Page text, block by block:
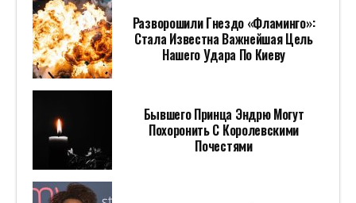
Разворошили Гнездо «Фламинго»:
Стала Известна Важнейшая Цель
Нашего Удара По Киеву
Бывшего Принца Эндрю Могут
Похоронить С Королевскими
Почестями